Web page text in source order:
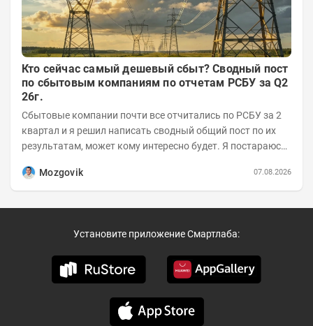
Кто сейчас самый дешевый сбыт? Сводный пост
по сбытовым компаниям по отчетам РСБУ за Q2
26г.
Сбытовые компании почти все отчитались по РСБУ за 2
квартал и я решил написать сводный общий пост по их
результатам, может кому интересно будет. Я постараюсь
Mozgovik
07.08.2026
Установите приложение Смартлаба: